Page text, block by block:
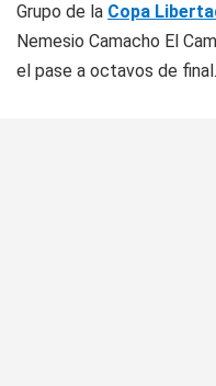
Grupo de la Copa
Nemesio Camacho El
el pase a octavos de final.